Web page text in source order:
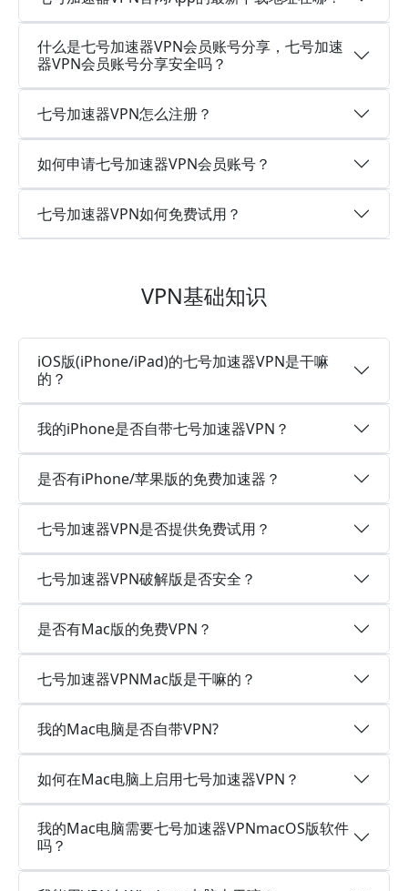
什么是七号加速器VPN会员账号分享，七号加速
器VPN会员账号分享安全吗？
七号加速器VPN怎么注册？
如何申请七号加速器VPN会员账号？
七号加速器VPN如何免费试用？
VPN基础知识
iOS版(iPhone/iPad)的七号加速器VPN是干嘛
的？
我的iPhone是否自带七号加速器VPN？
是否有iPhone/苹果版的免费加速器？
七号加速器VPN是否提供免费试用？
七号加速器VPN破解版是否安全？
是否有Mac版的免费VPN？
七号加速器VPNMac版是干嘛的？
我的Mac电脑是否自带VPN?
如何在Mac电脑上启用七号加速器VPN？
我的Mac电脑需要七号加速器VPNmacOS版软件
吗？